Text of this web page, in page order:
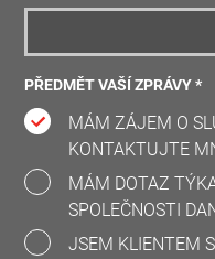
PŘEDMĚT VAŠÍ ZPRÁVY *
MÁM ZÁJEM O
KONTAKTUJTE
MÁM DOTAZ
SPOLEČNOSTI
JSEM KLIENTEM